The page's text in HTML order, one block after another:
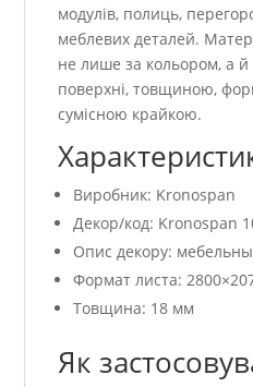
модулів, полиць,
меблевих деталей.
не лише за кольором, а й
поверхні, товщиною,
сумісною крайкою.
Виробник: Kronospan
Декор/код: Kronospan
Опис декору:
Формат листа:
Товщина: 18 мм
Як